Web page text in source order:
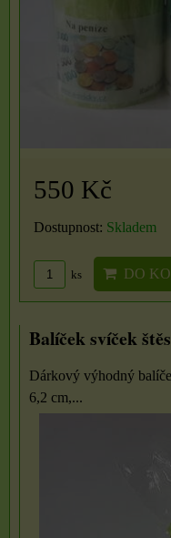
550 Kč
Dostupnost: Skladem
ks DO
Balíček svíček
Dárkový výhodný
6,2 cm,...